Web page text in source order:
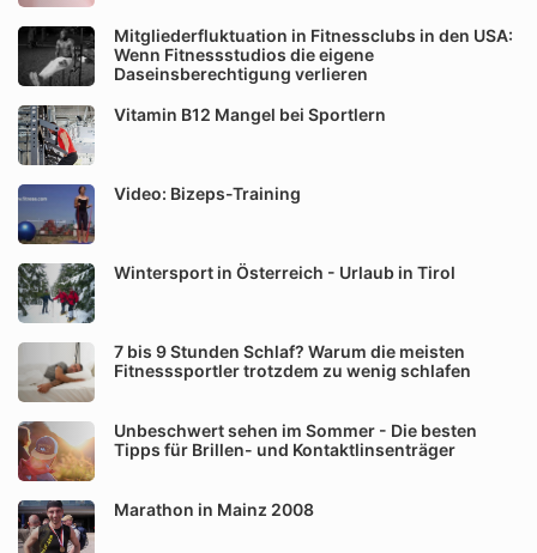
Mitgliederfluktuation in Fitnessclubs in den USA:
Wenn Fitnessstudios die eigene
Daseinsberechtigung verlieren
Vitamin B12 Mangel bei Sportlern
Video: Bizeps-Training
Wintersport in Österreich - Urlaub in Tirol
7 bis 9 Stunden Schlaf? Warum die meisten
Fitnesssportler trotzdem zu wenig schlafen
Unbeschwert sehen im Sommer - Die besten
Tipps für Brillen- und Kontaktlinsenträger
Marathon in Mainz 2008